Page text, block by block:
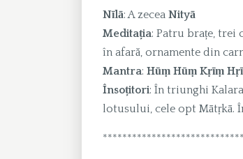
Nīlā: A zecea Nityā
Meditația: Patru brațe, trei
în afară, ornamente din
Mantra: Hūṃ Hūṃ Kṛīṃ
Însoțitori: În triunghi
lotusului, cele opt Mātṛkā.